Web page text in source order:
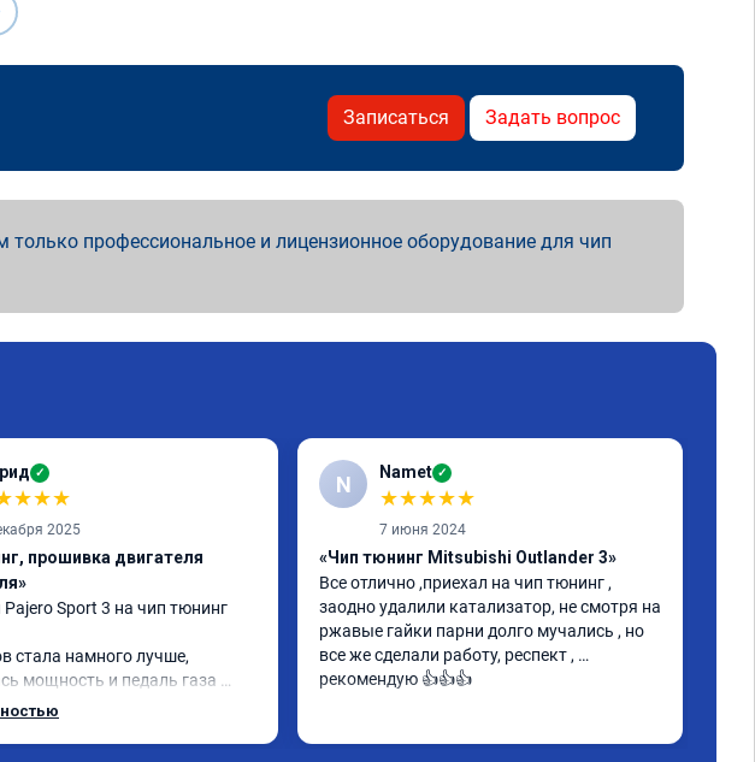
Записаться Задать вопрос
профессиональное и лицензионное оборудование для чип
✓
★★★
2025
прошивка двигателя
Pajero Sport 3 на чип тюнинг
стала намного лучше,
мощность и педаль газа
N Namet ✓
★★★★★
7 июня 2024
«Чип тюнинг Mitsubishi Outlander 3»
Все отлично ,приехал на чип тюнинг ,
заодно удалили катализатор, не смотря на
ржавые гайки парни долго мучались , но
все же сделали работу, респект ,
рекомендую 👍👍👍